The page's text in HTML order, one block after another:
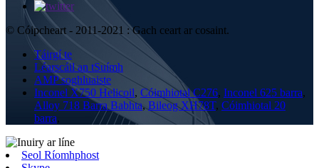
© Cóipcheart - 2011-2021 : Gach ceart ar cosaint.
Táirgí te
Léarscáil an tSuímh
AMP soghluaiste
Inconel X750 Helicoil, Cóimhiotal C276, Inconel 625 barra,
Alloy 718 Barra Babhta,Bileog XH78T, Cóimhiotal 20
barra,
Seol Ríomhphost